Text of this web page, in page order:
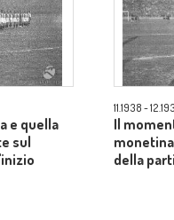
e quella
sul
11.1938 -
Il
della